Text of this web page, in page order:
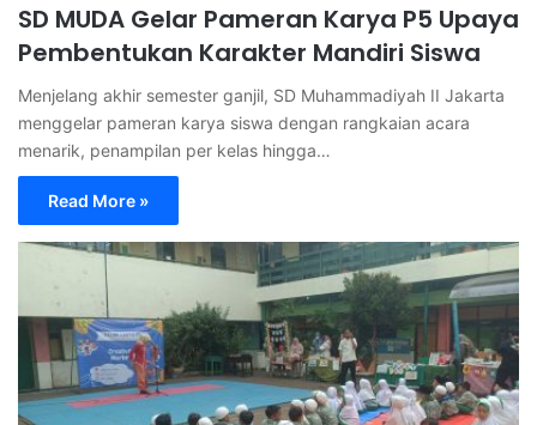
SD MUDA Gelar Pameran Karya P5 Upaya
Pembentukan Karakter Mandiri Siswa
Menjelang akhir semester ganjil, SD Muhammadiyah II Jakarta
menggelar pameran karya siswa dengan rangkaian acara
menarik, penampilan per kelas hingga…
Read More »